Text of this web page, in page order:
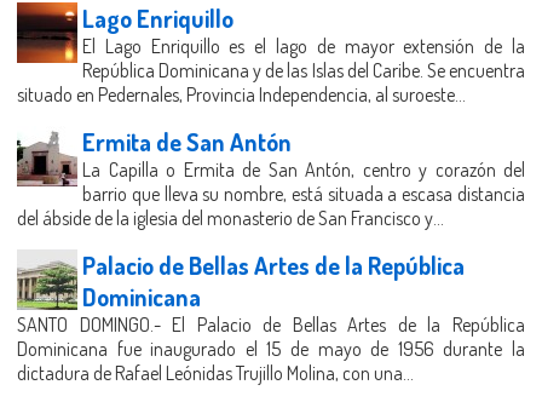
Lago Enriquillo
El Lago Enriquillo es el lago de mayor extensión de la
República Dominicana y de las Islas del Caribe. Se encuentra
situado en Pedernales, Provincia Independencia, al suroeste...
Ermita de San Antón
La Capilla o Ermita de San Antón, centro y corazón del
barrio que lleva su nombre, está situada a escasa distancia
del ábside de la iglesia del monasterio de San Francisco y...
Palacio de Bellas Artes de la República
Dominicana
SANTO DOMINGO.- El Palacio de Bellas Artes de la República
Dominicana fue inaugurado el 15 de mayo de 1956 durante la
dictadura de Rafael Leónidas Trujillo Molina, con una...